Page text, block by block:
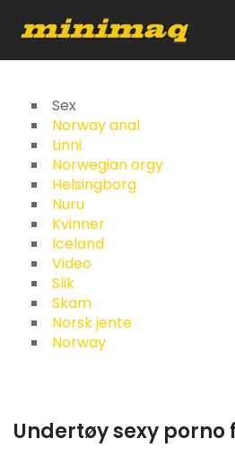
Inicio
Servicios
Implementos
Control Remoto/GPS
Quienes Somos
Contacto
Sex
Norway anal
Linni
Norwegian orgy
Helsingborg
Nuru
Kvinner
Iceland
Video
Slik
Skam
Norsk jente
Norway
Undertøy sexy